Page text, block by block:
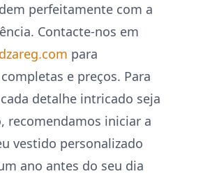
perfeitamente com a
Contacte-nos em
para
e preços. Para
detalhe intricado seja
recomendamos iniciar a
vestido personalizado
ano antes do seu dia